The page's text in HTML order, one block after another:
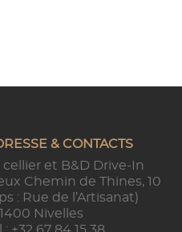
& CONTACTS
cellier et B&D Drive-In
Chemin de Thines, 10
: Rue de l’Artisanat)
Nivelles